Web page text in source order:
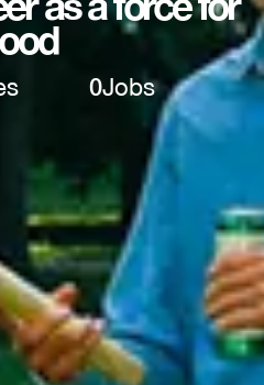
0Jobs